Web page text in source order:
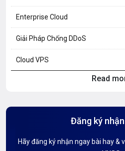
Enterprise Cloud
Giải Pháp Chống DDoS
Cloud VPS
Hướng dẫn Tên miền
Kiến thức AI
Read
Đăng ký
Hãy đăng ký nhận ngay bài hay